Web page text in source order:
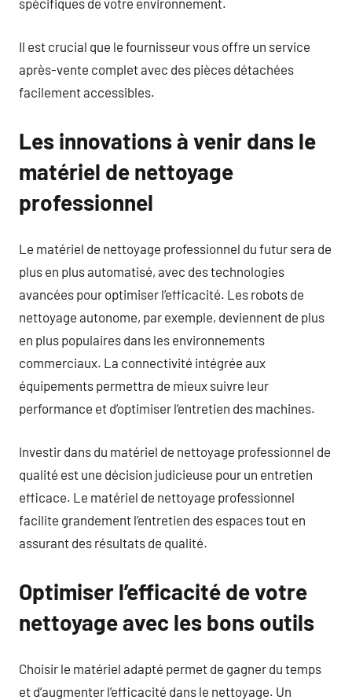
spécifiques de votre environnement.
Il est crucial que le fournisseur vous offre un service
après-vente complet avec des pièces détachées
facilement accessibles.
Les innovations à venir dans le
matériel de nettoyage
professionnel
Le matériel de nettoyage professionnel du futur sera de
plus en plus automatisé, avec des technologies
avancées pour optimiser l’efficacité. Les robots de
nettoyage autonome, par exemple, deviennent de plus
en plus populaires dans les environnements
commerciaux. La connectivité intégrée aux
équipements permettra de mieux suivre leur
performance et d’optimiser l’entretien des machines.
Investir dans du matériel de nettoyage professionnel de
qualité est une décision judicieuse pour un entretien
efficace. Le matériel de nettoyage professionnel
facilite grandement l’entretien des espaces tout en
assurant des résultats de qualité.
Optimiser l’efficacité de votre
nettoyage avec les bons outils
Choisir le matériel adapté permet de gagner du temps
et d’augmenter l’efficacité dans le nettoyage. Un